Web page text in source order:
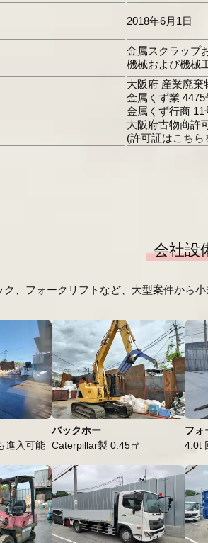
2018年6月1日
金属スクラップ
機械および機械
大阪府 産業廃棄
金属くず業 4475
金属くず行商 11
大阪府古物商許
(許可証はこちら
会社設
、フォークリフトなど、大型案件から小
進入可能
バックホー
Caterpillar製 0.45㎥
フォ
4.0t